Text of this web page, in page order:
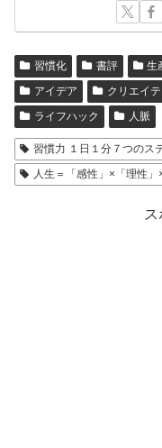
習慣化 書評 生
アイデア
クリエイ
ライフハック
人脈
習慣力 １日１分７つのス
人生＝「感性」×「理性」